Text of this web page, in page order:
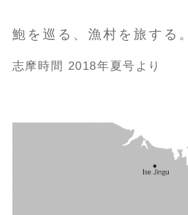
鮑を巡る、漁村を旅する。
志摩時間 2018年夏号より